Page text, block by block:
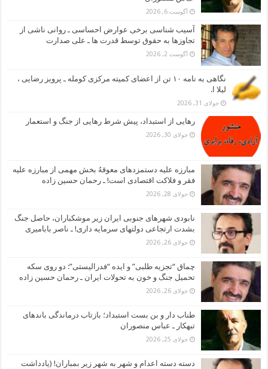
آگوست 6, 2026
آسیب شناسی برخی عوارض احساسی ـ روانی ناشی از
تجاوزها به حقوق توسط قدرت ها ـ علی صدارت
آگوست 2, 2026
نگاهی به نامه ۱۰ تن از اعضای کمیته مرکزی کومله ـ پرویز رضایی ،
لیلا ا.
جولای 31, 2026
رهایی از استبداد، پیش شرط رهایی از جنگ و استعمار
جولای 30, 2026
مبارزه علیه دستمزدهای معوقهُ بخش مهمی از مبارزه علیه
فقر و فلاکت اقتصادی است! ـ رحمان حسین زاده
جولای 28, 2026
نابودی شهرهای جنوبی ایران زیر موشکباران، حاصل جنگ
بشدت ارتجاعی دولتهای سرمایه داری! ـ ناصر بابامیری
جولای 26, 2026
چماق “تجزیه طلبی” و ایده “فدرالیستی”: دو روی سکه
تحمیل جنگ و خون به تحولات ایران ـ رحمان حسین زاده
جولای 26, 2026
طناب دار و بن بست استبداد؛ بازتاب درماندگی باندهای
تبهکار ـ عباس منصوران
جولای 25, 2026
دسته دسته اعدام و شهر به شهر زیر بمباران! (یادداشت